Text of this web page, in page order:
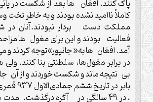
پاک کنند. افغان ها بعد از شکست در
کاملاً ناامید نشده بودند و به خاطر تخت
مملکت دست بردار نبودند.آنان در
فعالیت بودند و این برای مغول ها
آمد. افغان ها به« جانپور»توجه کردند
در برابر مغول‌ها، سلطنتی بنا کنند.
بی نتیجه ماند و شکست خوردند و از آن